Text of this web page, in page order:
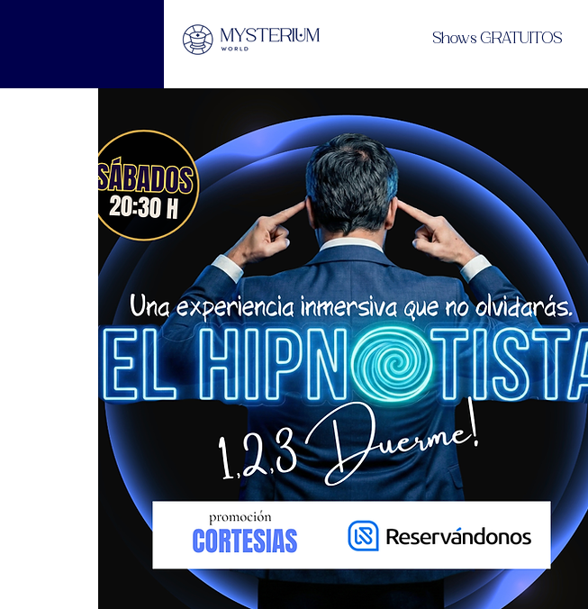
Shows GRATUITOS